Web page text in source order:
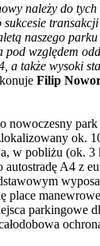
należy do tych
naszego
względem
a także wysoki
Filip
nowoczesny
ok.
w pobliżu (ok. 3
autostradę A4 z
place
parkingowe